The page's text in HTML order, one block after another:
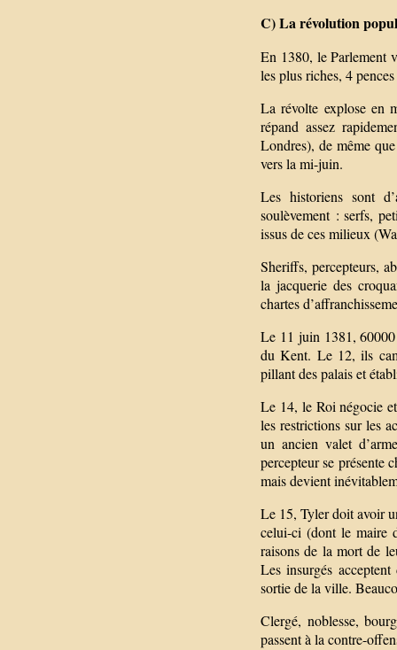
C) La révolution
En 1380, le Parlement
les plus riches, 4
La révolte explose en
répand assez
Londres), de même
vers la mi-juin.
Les historiens sont
soulèvement : serfs,
issus de ces milieux
Sheriffs, percepteurs,
la jacquerie des
chartes
Le 11 juin 1381, 60000
du Kent. Le 12, ils
pillant des palais et
Le 14, le Roi négocie
les restrictions sur les
un ancien valet
percepteur se présente
mais devient
Le 15, Tyler doit avoir
celui-ci (dont le maire
raisons de la mort de
Les insurgés
sortie de la ville.
Clergé, noblesse,
passent à la contre-